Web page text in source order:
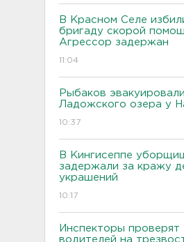
В Красном Селе
бригаду скорой
Агрессор задержан
11:04
Рыбаков
Ладожского озера у
10:37
В Кингисеппе
задержали за кражу
украшений
10:17
Инспекторы проверят
водителей на